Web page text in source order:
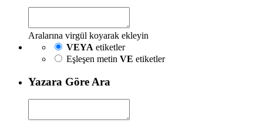
Aralarına virgül koyarak ekleyin
VEYA etiketler
Eşleşen metin VE etiketler
Yazara Göre Ara